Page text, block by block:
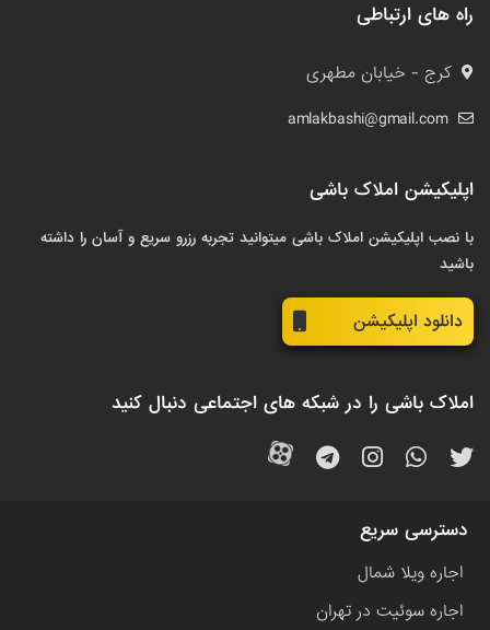
راه های ارتباطی
کرج - خیابان مطهری
amlakbashi@gmail.com
اپلیکیشن املاک باشی
با نصب اپلیکیشن املاک باشی میتوانید تجربه رزرو سریع و آسان را داشته
باشید
دانلود اپلیکیشن
املاک باشی را در شبکه های اجتماعی دنبال کنید
دسترسی سریع
اجاره ویلا شمال
اجاره سوئیت در تهران